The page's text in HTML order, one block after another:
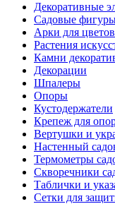
Декоративные
Садовые
Арки для
Растения
Камни
Декорации
Шпалеры
Опоры
Кустодержатели
Крепеж для
Вертушки и
Настенный
Термометры
Скворечники
Таблички и
Сетки для